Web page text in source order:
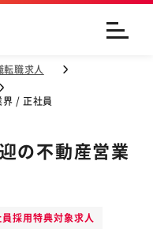
転職求人
界 / 正社員
の不動産営業
員採用特典対象求人